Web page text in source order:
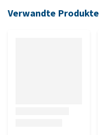
Verwandte Produkte